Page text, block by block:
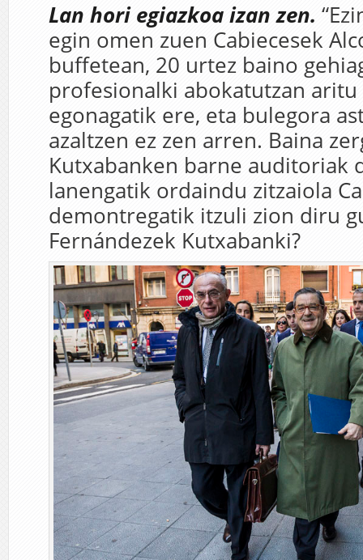
Lan hori egiazkoa izan zen.
egin omen zuen Cabiecesek
buffetean, 20 urtez baino
profesionalki abokatutzan aritu
egonagatik ere, eta bulegora
azaltzen ez zen arren. Baina
Kutxabanken barne auditoriak
lanengatik ordaindu zitzaiola
demontregatik itzuli zion diru
Fernándezek Kutxabanki?